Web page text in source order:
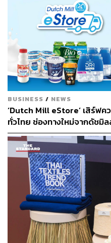
ซึ่งเปิดรับบริจาคต่อเนื่องมา
มีการส่งมอบเงินทุนทั้งหมด
ขาเทียมฯ เมื่อปลายปีที่ผ่านมา
นี่ไม่ใช่ภารกิจแรกที่ ‘เวียร์ท
ของโครงการที่เน้นไปที่กา
ความสำคัญของกลุ่มโรคต่าง
ที่ต้องการสร้างเสริมศักยภา
ขึ้นในทุกช่วงวัยของชีวิต
เช่น การรณรงค์ให้ความรู้เกี่ย
ลมีเดียร่วมกับชมรมความผิด
ประเทศไทย (Thai Society
ให้คนไทยเข้าใจโรคได้ดีขึ้
ในโครงการ 25th
Thailand เพื่ออัปเดตการรัก
ASCVD (โรคหัวใจและหลอ
แข็ง) ของผู้ป่วย, กิจกรรมคั
การติดเชื้อไวรัสตับอักเสบบี
ไว สนับสนุนการป้องกันโรค
BUSINESS / NEWS
‘Dutch Mill eStore’ เสิร์ฟ
ทั่วไทย ช่องทางใหม่จากดัชมิ
ประเทศ ส่งไว สั่งก่อนเที่ยง
เย็นตรงจากโรงงาน